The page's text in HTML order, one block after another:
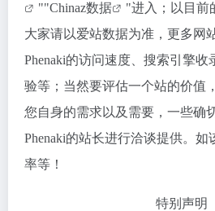
""Chinaz数据
"进入；以目前
大家请以爱站数据为准，更多网
Phenaki的访问速度、搜索引擎
验等；当然要评估一个站的价值
您自身的需求以及需要，一些确
Phenaki的站长进行洽谈提供。如
率等！
特别声明